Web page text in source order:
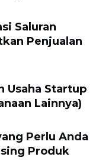
Saluran
Penjualan
Usaha Startup
Lainnya)
Perlu Anda
Produk